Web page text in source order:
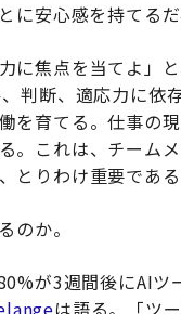
安心感を持てるだ
に焦点を当てよ」
判断、適応力に依
を育てる。仕事の
。これは、チーム
りわけ重要である
のか。
が3週間後にAIツ